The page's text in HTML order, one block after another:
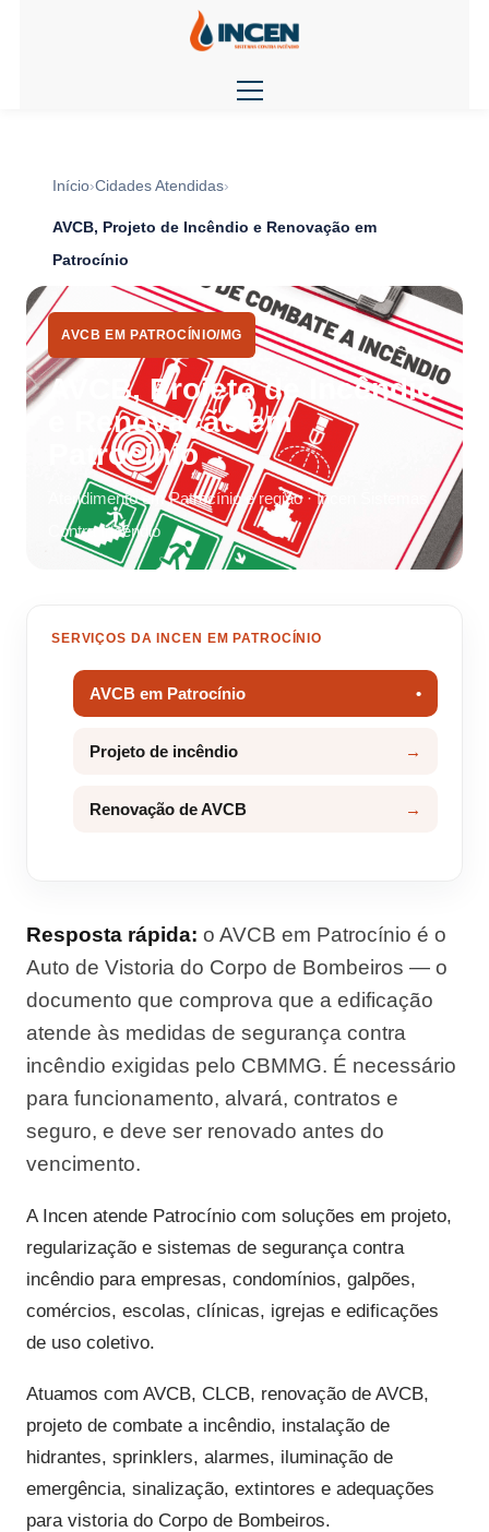
Início Cidades Atendidas
AVCB, Projeto de Incêndio e Renovação em
Patrocínio
AVCB EM PATROCÍNIO/MG
AVCB, Projeto de Incêndio
e Renovação em
Patrocínio
Atendimento em Patrocínio e região · Incen Sistemas
Contra Incêndio
SERVIÇOS DA INCEN EM PATROCÍNIO
AVCB em Patrocínio
Projeto de incêndio
Renovação de AVCB
Resposta rápida: o AVCB em Patrocínio é o
Auto de Vistoria do Corpo de Bombeiros — o
documento que comprova que a edificação
atende às medidas de segurança contra
incêndio exigidas pelo CBMMG. É necessário
para funcionamento, alvará, contratos e
seguro, e deve ser renovado antes do
vencimento.
A Incen atende Patrocínio com soluções em projeto,
regularização e sistemas de segurança contra
incêndio para empresas, condomínios, galpões,
comércios, escolas, clínicas, igrejas e edificações
de uso coletivo.
Atuamos com AVCB, CLCB, renovação de AVCB,
projeto de combate a incêndio, instalação de
hidrantes, sprinklers, alarmes, iluminação de
emergência, sinalização, extintores e adequações
para vistoria do Corpo de Bombeiros.